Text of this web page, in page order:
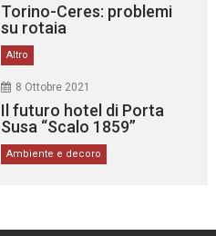
Torino-Ceres: problemi
su rotaia
Altro
8 Ottobre 2021
Il futuro hotel di Porta
Susa “Scalo 1859”
Ambiente e decoro